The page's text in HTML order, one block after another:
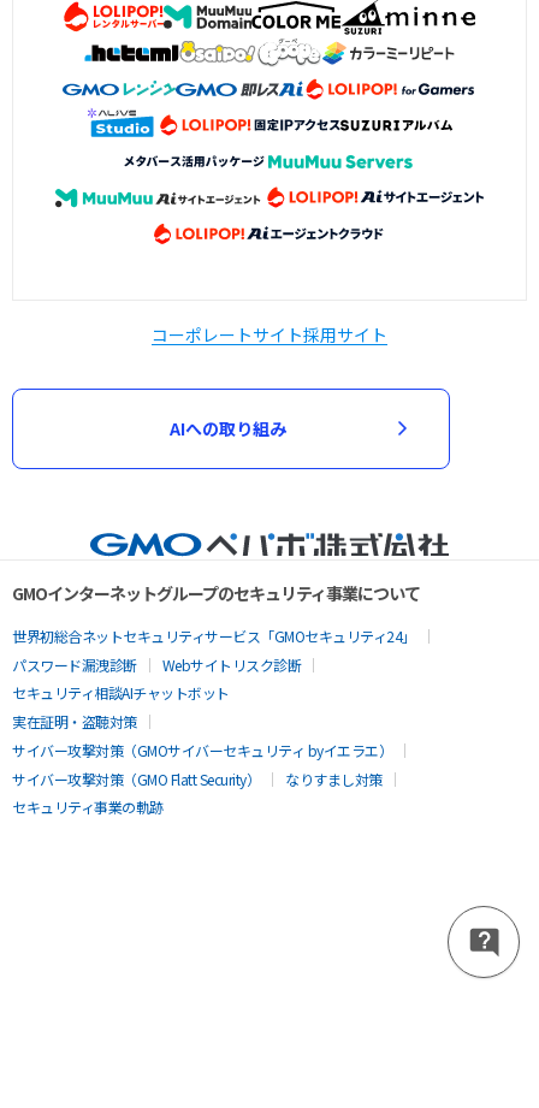
コーポレートサイト採用サイト
AIへの取り組み
GMOインターネットグループのセキュリティ事業について
世界初総合ネットセキュリティサービス「GMOセキュリティ24」
パスワード漏洩診断
Webサイトリスク診断
セキュリティ相談AIチャットボット
実在証明・盗聴対策
サイバー攻撃対策（GMOサイバーセキュリティ byイエラエ）
サイバー攻撃対策（GMO Flatt Security）
なりすまし対策
セキュリティ事業の軌跡